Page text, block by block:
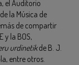
el Auditorio
la Música de
de compartir
y la BOS,
urdinetikde B. J.
entre otros.